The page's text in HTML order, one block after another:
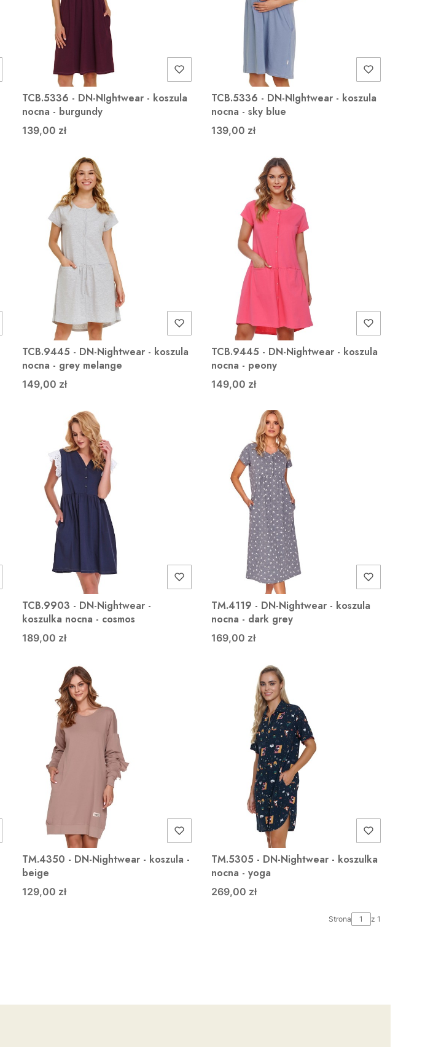
TCB.5336 - DN-NIghtwear - koszula
nocna - burgundy
139,00 zł
TCB.5336 - DN-NIghtwear - koszula
nocna - sky blue
139,00 zł
TCB.9445 - DN-Nightwear - koszula
nocna - grey melange
149,00 zł
TCB.9445 - DN-Nightwear - koszula
nocna - peony
149,00 zł
TCB.9903 - DN-Nightwear -
koszulka nocna - cosmos
189,00 zł
TM.4119 - DN-Nightwear - koszula
nocna - dark grey
169,00 zł
TM.4350 - DN-Nightwear - koszula -
beige
129,00 zł
TM.5305 - DN-Nightwear - koszulka
nocna - yoga
269,00 zł
Strona z 1